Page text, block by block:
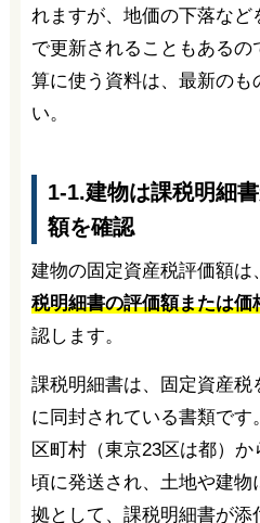
れますが、地価の下落な
で更新されることもある
算に使う資料は、最新のも
い。
1-1.建物は課税明細
額を確認
建物の固定資産税評価額は、
税明細書の評価額または価
認します。
課税明細書は、固定資産
に同封されている書類で
区町村（東京23区は都）
頃に発送され、土地や建物
拠として、課税明細書が添